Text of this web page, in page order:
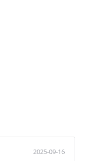
2025-09-16